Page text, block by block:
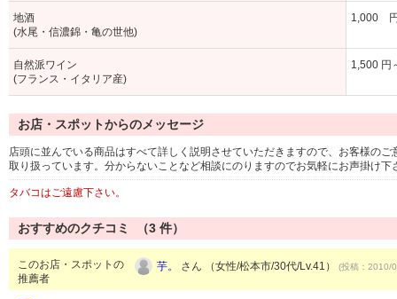
地酒
(水尾・信濃錦・亀の世他)
1,000
自然派ワイン
(フランス・イタリア産)
1,500 円
お店・スポットからのメッセージ
店頭に並んでいる商品はすべて詳しく説明させていただきますので、お客様の
取り扱っています。分からないことなど相談にのりますのでお気軽にお声掛け下
タバコはご遠慮下さい。
おすすめのクチコミ （3 件）
このお店・スポットの
推薦者
芋。 さん （女性/松本市/30代/Lv.41） (投稿：2010/